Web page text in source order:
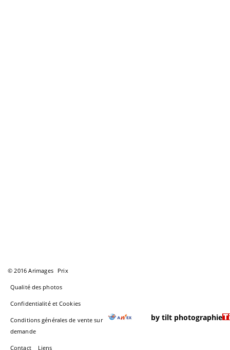
© 2016 Arimages Prix
Qualité des photos
Confidentialité et Cookies
Conditions générales de vente sur
demande
Contact Liens
by tilt photographie